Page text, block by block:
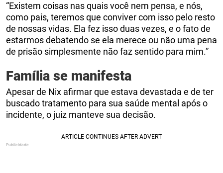
“Existem coisas nas quais você nem pensa, e nós,
como pais, teremos que conviver com isso pelo resto
de nossas vidas. Ela fez isso duas vezes, e o fato de
estarmos debatendo se ela merece ou não uma pena
de prisão simplesmente não faz sentido para mim.”
Família se manifesta
Apesar de Nix afirmar que estava devastada e de ter
buscado tratamento para sua saúde mental após o
incidente, o juiz manteve sua decisão.